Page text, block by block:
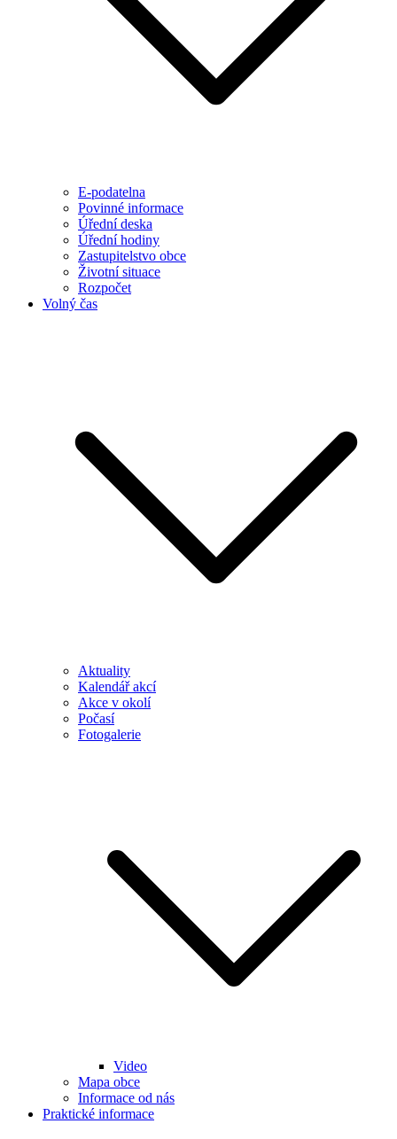
E-podatelna
Povinné informace
Úřední deska
Úřední hodiny
Zastupitelstvo obce
Životní situace
Rozpočet
Volný čas
Aktuality
Kalendář akcí
Akce v okolí
Počasí
Fotogalerie
Video
Mapa obce
Informace od nás
Praktické informace